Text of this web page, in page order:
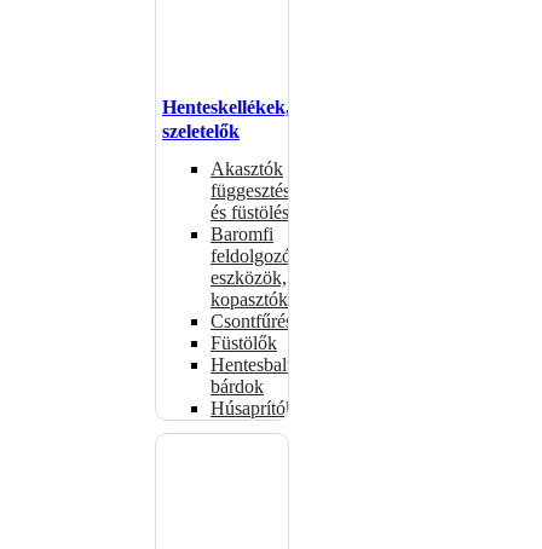
Henteskellékek,
szeletelők
Akasztók
függesztéshez
és füstöléshez
Baromfi
feldolgozó
eszközök,
kopasztók
Csontfűrészek
Füstölők
Hentesbalták,
bárdok
Húsaprítók